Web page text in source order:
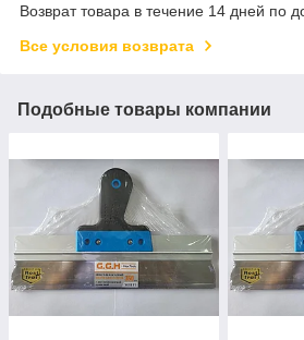
Возврат товара в течение 14 дней по
Все условия возврата
Подобные товары компании